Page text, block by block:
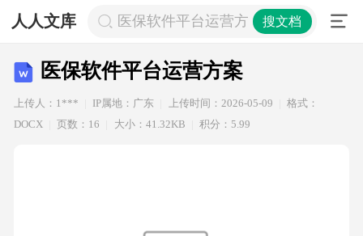
人人文库 医保软件平台运营方案搜文档
医保软件平台运营方案
上传人：1*** IP属地：广东 上传时间：2026-05-09
格式：
DOCX
页数：16 大小：41.32KB 积分：5.99